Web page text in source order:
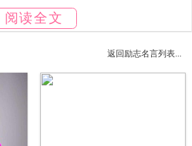
是‘拖延磨蹭的习惯’。千万不要在
一生活习惯的巨大价值怎么说都不
康，在床上躺八小时后，他就应该
阅读全文
返回励志名言列表...